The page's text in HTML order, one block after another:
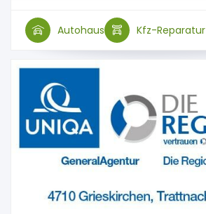
Autohaus Kfz-Reparatur